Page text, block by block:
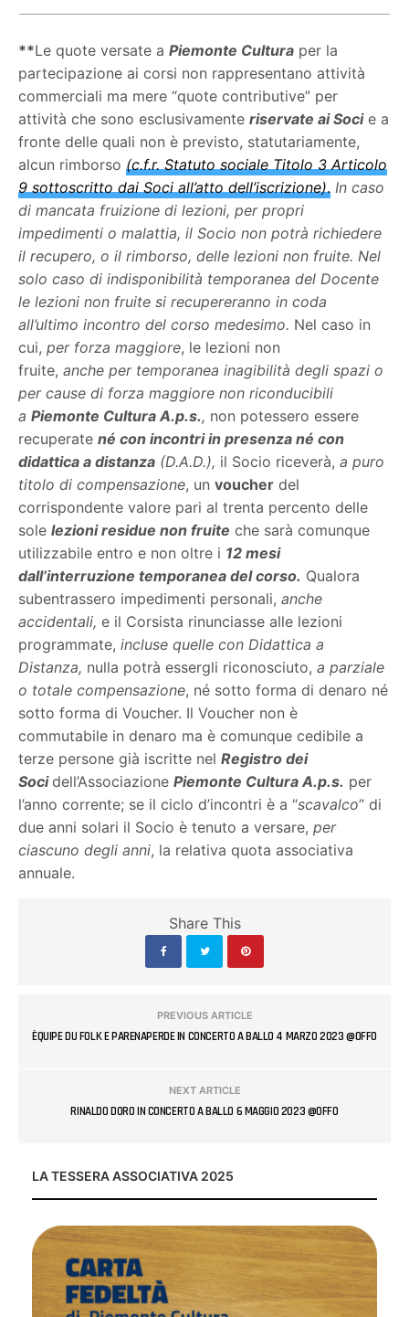
**Le quote versate aPiemonte Cultura per la
partecipazione ai corsi non rappresentano attività
commerciali ma mere “quote contributive” per
attività che sono esclusivamenteriservate ai Socie a
fronte delle quali non è previsto, statutariamente,
alcun rimborso (c.f.r. Statuto sociale Titolo 3 Articolo
9 sottoscritto dai Soci all’atto dell’iscrizione). In caso
di mancata fruizione di lezioni, per propri
impedimenti o malattia, il Socio non potrà richiedere
il recupero, o il rimborso, delle lezioni non fruite. Nel
solo caso di indisponibilità temporanea del Docente
le lezioni non fruite si recupereranno in coda
all’ultimo incontro del corso medesimo. Nel caso in
cui,per forza maggiore, le lezioni non
fruite,anche per temporanea inagibilità degli spazi o
per cause di forza maggiore non riconducibili
aPiemonte Cultura A.p.s., non potessero essere
recuperatené con incontri in presenza né con
didattica a distanza (D.A.D.), il Socio riceverà, a puro
titolo di compensazione, unvoucher del
corrispondente valore pari al trenta percento delle
solelezioni residue non fruite che sarà comunque
utilizzabile entro e non oltre i 12 mesi
dall’interruzione temporanea del corso. Qualora
subentrassero impedimenti personali, anche
accidentali, e il Corsista rinunciasse alle lezioni
programmate, incluse quelle con Didattica a
Distanza, nulla potrà essergli riconosciuto,a parziale
o totale compensazione, né sotto forma di denaro né
sotto forma di Voucher. Il Voucher non è
commutabile in denaro ma è comunque cedibile a
terze persone già iscritte nelRegistro dei
Soci dell’AssociazionePiemonte Cultura A.p.s. per
l’anno corrente; se il ciclo d’incontri è a “scavalco” di
due anni solari il Socio è tenuto a versare,per
ciascuno degli anni, la relativa quota associativa
annuale.
Share This
PREVIOUS ARTICLE
ÈQUIPE DU FOLK E PARENAPERDE IN CONCERTO A BALLO 4 MARZO 2023 @OFFO
NEXT ARTICLE
RINALDO DORO IN CONCERTO A BALLO 6 MAGGIO 2023 @OFFO
LA TESSERA ASSOCIATIVA 2025